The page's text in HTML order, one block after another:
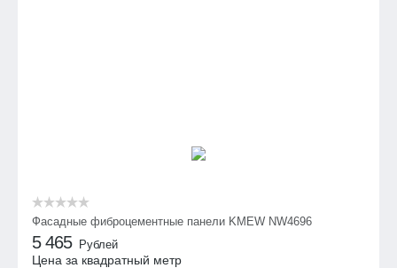
Фасадные фиброцементные панели KMEW NW4696
5 465 Рублей
Цена за квадратный метр